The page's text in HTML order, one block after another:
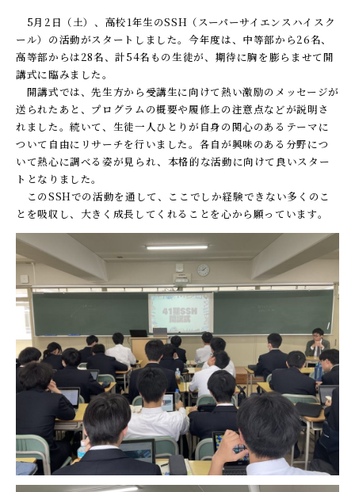
5月2日（土）、高校1年生のSSH（スーパーサイエンスハイスク
ール）の活動がスタートしました。今年度は、中等部から26名、
高等部からは28名、計54名もの生徒が、期待に胸を膨らませて開
講式に臨みました。
開講式では、先生方から受講生に向けて熱い激励のメッセージが
送られたあと、プログラムの概要や履修上の注意点などが説明さ
れました。続いて、生徒一人ひとりが自身の関心のあるテーマに
ついて自由にリサーチを行いました。各自が興味のある分野につ
いて熱心に調べる姿が見られ、本格的な活動に向けて良いスター
トとなりました。
このSSHでの活動を通して、ここでしか経験できない多くのこ
とを吸収し、大きく成長してくれることを心から願っています。